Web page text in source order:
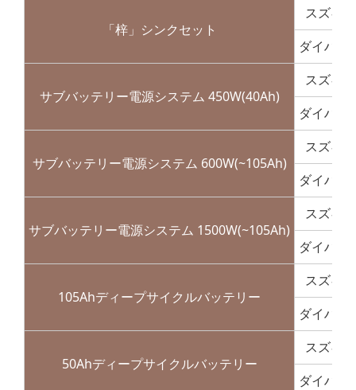
「梓」シンクセット
スズキ
ダイハツ
サブバッテリー電源システム 450W(40Ah)
スズキ
ダイハツ
サブバッテリー電源システム 600W(~105Ah)
スズキ
ダイハツ
サブバッテリー電源システム 1500W(~105Ah)
スズキ
ダイハツ
105Ahディープサイクルバッテリー
スズキ
ダイハツ
50Ahディープサイクルバッテリー
スズキ
ダイハツ